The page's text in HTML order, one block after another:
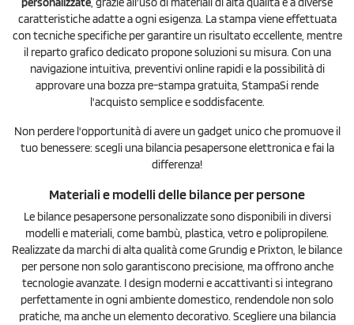
caratteristiche adatte a ogni esigenza. La stampa viene effettuata
con tecniche specifiche per garantire un risultato eccellente, mentre
il reparto grafico dedicato propone soluzioni su misura. Con una
navigazione intuitiva, preventivi online rapidi e la possibilità di
approvare una bozza pre-stampa gratuita, StampaSi rende
l'acquisto semplice e soddisfacente.
Non perdere l'opportunità di avere un gadget unico che promuove il
tuo benessere: scegli una bilancia pesapersone elettronica e fai la
differenza!
Materiali e modelli delle bilance per persone
Le bilance pesapersone personalizzate sono disponibili in diversi
modelli e materiali, come bambù, plastica, vetro e polipropilene.
Realizzate da marchi di alta qualità come Grundig e Prixton, le bilance
per persone non solo garantiscono precisione, ma offrono anche
tecnologie avanzate. I design moderni e accattivanti si integrano
perfettamente in ogni ambiente domestico, rendendole non solo
pratiche, ma anche un elemento decorativo. Scegliere una bilancia